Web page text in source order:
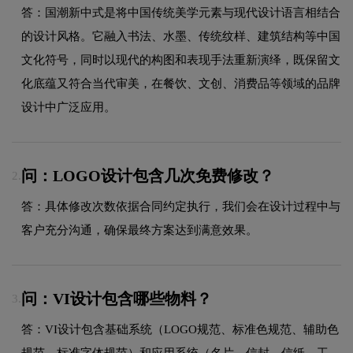
答：国潮新中式是将中国传统美学元素与现代设计语言相结合
的设计风格。它融入书法、水墨、传统纹样、建筑结构等中国
文化符号，同时以现代的构图和表现手法重新演绎，既保留文
化底蕴又符合当代审美，在餐饮、文创、消费品等领域的品牌
设计中广泛应用。
2. 问：LOGO设计包含几次免费修改？
答：具体修改次数依据合同约定执行，我们会在设计过程中与
客户充分沟通，确保最终方案达到满意效果。
3. 问：VI设计包含哪些物料？
答：VI设计包含基础系统（LOGO规范、标准色规范、辅助色